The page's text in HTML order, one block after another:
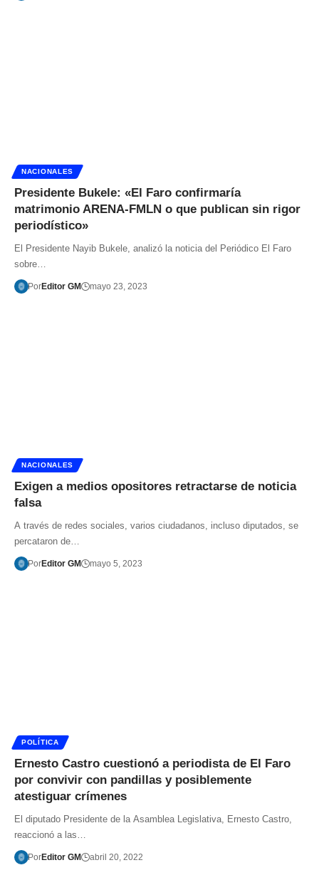
NACIONALES
Presidente Bukele: «El Faro confirmaría
matrimonio ARENA-FMLN o que publican sin rigor
periodístico»
El Presidente Nayib Bukele, analizó la noticia del Periódico El Faro
sobre…
PorEditor GM mayo 23, 2023
NACIONALES
Exigen a medios opositores retractarse de noticia
falsa
A través de redes sociales, varios ciudadanos, incluso diputados, se
percataron de…
PorEditor GM mayo 5, 2023
POLÍTICA
Ernesto Castro cuestionó a periodista de El Faro
por convivir con pandillas y posiblemente
atestiguar crímenes
El diputado Presidente de la Asamblea Legislativa, Ernesto Castro,
reaccionó a las…
PorEditor GM abril 20, 2022